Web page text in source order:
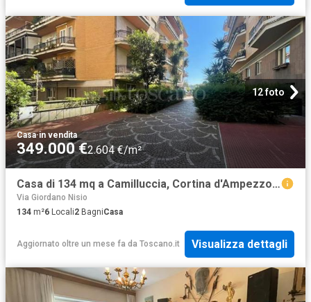
12 foto
Casa·in vendita
349.000 €2.604 €/m²
Casa di 134 mq a Camilluccia, Cortina d'Ampezzo Roma
Via Giordano Nisio
134 m²6 Locali2 BagniCasa
Aggiornato oltre un mese fa da Toscano.it Visualizza dettagli